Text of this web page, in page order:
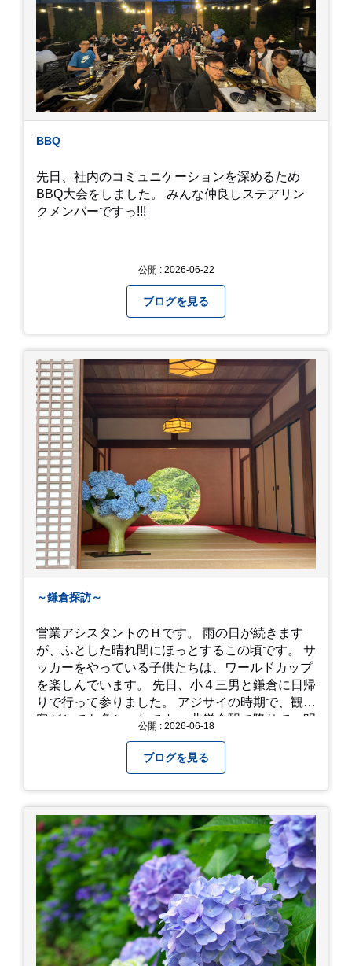
んのトンボが飛んでいますが、自然の中で成虫に
かえるというのは厳しいんだなと 実感しました。
私たち、生かされている以上、一所懸命何かをし
ないともったいないなと メダカのお池のトンボか
ら教えていただきました。
BBQ
先日、社内のコミュニケーションを深めるため
BBQ大会をしました。 みんな仲良しステアリン
クメンバーですっ!!!
公開 : 2026-06-22
ブログを見る
～鎌倉探訪～
営業アシスタントのＨです。 雨の日が続きます
が、ふとした晴れ間にほっとするこの頃です。 サ
ッカーをやっている子供たちは、ワールドカップ
を楽しんでいます。 先日、小４三男と鎌倉に日帰
りで行って参りました。 アジサイの時期で、観光
客がとても多かったです。 北鎌倉駅で降りて、明
器を購入⇒お昼ご飯⇒鶴岡八幡宮⇒江ノ電で大仏
へ。 江ノ島は時間切れで断念！ 明月院のアジサ
イは白にフチが紫のが特に素敵だと思いました。
中１次男が小学校の修学旅行で鎌倉に行った時に
お昼を食べてお勧めという「玉子焼おざわ」のだ
し巻き卵はとてもおいしかったです。 鶴岡八幡宮
のハスは時期が早かったですが、来月は見事だろ
うなぁ。 それでは、皆さん、梅雨冷えの日もござ
いますが、お元気でお過ごし下さい。
公開 : 2026-06-18
ブログを見る